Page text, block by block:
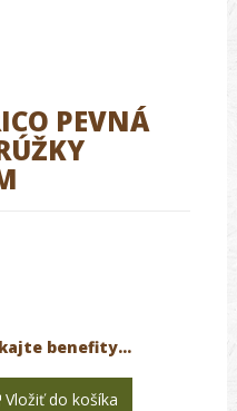
PEVNÁ
benefity...
Vložiť do košíka